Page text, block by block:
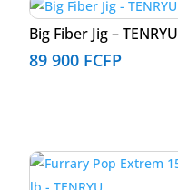
Big Fiber Jig – TENRYU
89 900 FCFP